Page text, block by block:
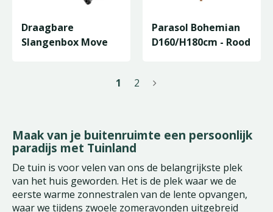
Draagbare
Slangenbox Move
Parasol Bohemian
D160/H180cm - Rood
1 2
Maak van je buitenruimte een persoonlijk
paradijs met Tuinland
De tuin is voor velen van ons de belangrijkste plek
van het huis geworden. Het is de plek waar we de
eerste warme zonnestralen van de lente opvangen,
waar we tijdens zwoele zomeravonden uitgebreid